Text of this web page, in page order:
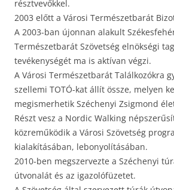
résztvevőkkel.
2003 előtt a Városi Természetbarát
A 2003-ban újonnan alakult
Természetbarát Szövetség elnökségi
tevékenységét ma is aktívan végzi.
A Városi Természetbarát Találkozókra
szellemi TOTÓ-kat állít össze, melyen
megismerhetik Széchenyi Zsigmond
Részt vesz a Nordic Walking
közreműködik a Városi Szövetség
kialakításában, lebonyolításában.
2010-ben megszervezte a Széchenyi
útvonalát és az igazolófüzetet.